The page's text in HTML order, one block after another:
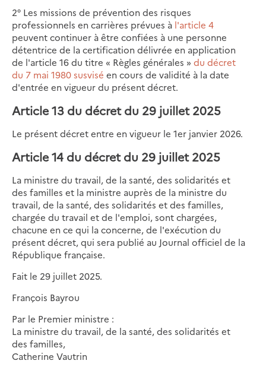
2° Les missions de prévention des risques
professionnels en carrières prévues à l'article 4
peuvent continuer à être confiées à une personne
détentrice de la certification délivrée en application
de l'article 16 du titre « Règles générales » du décret
du 7 mai 1980 susvisé en cours de validité à la date
d'entrée en vigueur du présent décret.
Article 13 du décret du 29 juillet 2025
Le présent décret entre en vigueur le 1er janvier 2026.
Article 14 du décret du 29 juillet 2025
La ministre du travail, de la santé, des solidarités et
des familles et la ministre auprès de la ministre du
travail, de la santé, des solidarités et des familles,
chargée du travail et de l'emploi, sont chargées,
chacune en ce qui la concerne, de l'exécution du
présent décret, qui sera publié au Journal officiel de la
République française.
Fait le 29 juillet 2025.
François Bayrou
Par le Premier ministre :
La ministre du travail, de la santé, des solidarités et
des familles,
Catherine Vautrin